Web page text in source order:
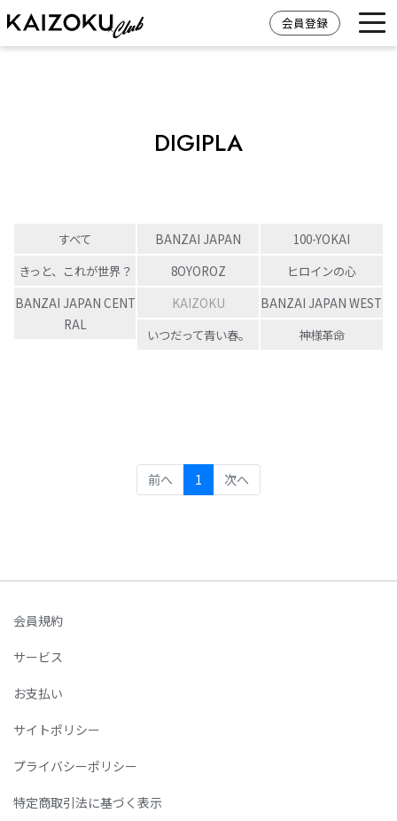
会員登録
DIGIPLA
すべて BANZAI JAPAN
100-YOKAI
きっと、これが世界？
8OYOROZ
ヒロインの心
BANZAI JAPAN CENT
RAL
KAIZOKU
BANZAI JAPAN WEST
いつだって青い春。
神様革命
前へ 1 (current)
次へ
会員規約
サービス
お支払い
サイトポリシー
プライバシーポリシー
特定商取引法に基づく表示